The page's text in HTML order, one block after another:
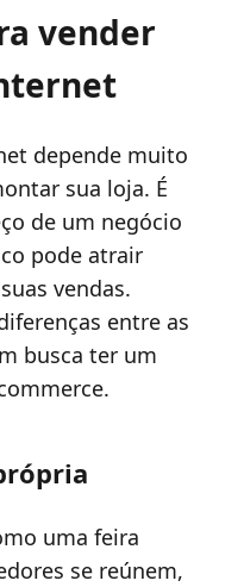
vender
depende muito
sua loja. É
de um negócio
pode atrair
vendas.
entre as
busca ter um
uma feira
se reúnem,